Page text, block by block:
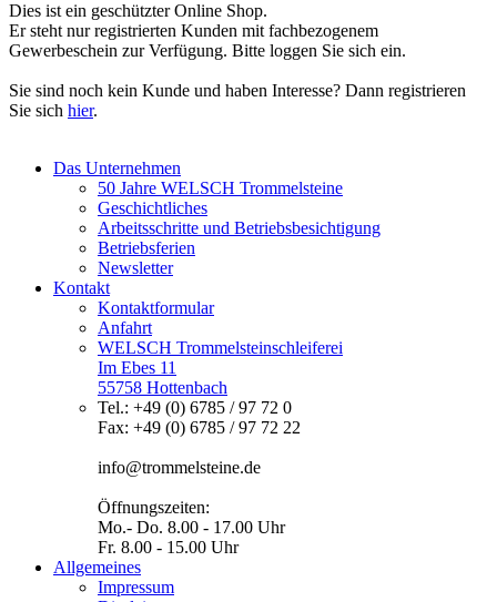
Dies ist ein geschützter Online Shop.
Er steht nur registrierten Kunden mit fachbezogenem
Gewerbeschein zur Verfügung. Bitte loggen Sie sich ein.
Sie sind noch kein Kunde und haben Interesse? Dann registrieren
Sie sich hier.
Das Unternehmen
50 Jahre WELSCH Trommelsteine
Geschichtliches
Arbeitsschritte und Betriebsbesichtigung
Betriebsferien
Newsletter
Kontakt
Kontaktformular
Anfahrt
WELSCH Trommelsteinschleiferei
Im Ebes 11
55758 Hottenbach
Tel.: +49 (0) 6785 / 97 72 0
Fax: +49 (0) 6785 / 97 72 22
info@trommelsteine.de
Öffnungszeiten:
Mo.- Do. 8.00 - 17.00 Uhr
Fr. 8.00 - 15.00 Uhr
Allgemeines
Impressum